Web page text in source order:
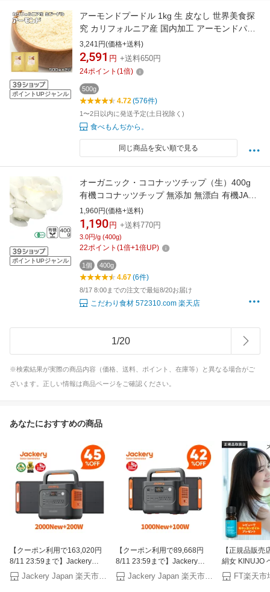
ポイントUPジャンル
アーモンドプードル 1kg 生 皮なし 世界美食探
究 カリフォルニア産 国内加工 アーモンドパウ
ダー 製菓材料 パン材料 焼菓子 無添加 無塩 無
油
3,241円(価格+送料)
2,591 円 +送料650円
24ポイント (1倍)
500g
4.72(576件)
1〜2日以内に発送予定(土日祝除く)
食べもんぢから。
同じ商品を安い順で見る
ポイントUPジャンル
オーガニック・ココナッツチップ（生）400g
有機ココナッツチップ 無添加 無漂白 有機JAS
認証
1,960円(価格+送料)
1,190 円 +送料770円
3.0円/g (400g)
22ポイント (1倍+1倍UP)
1個 400g
4.67(6件)
8/17 8:00までの注文で最短8/20お届け
こだわり食材 572310.com 楽天店
1/20
※検索結果が実際の商品内容（価格、送料、ポイント、在庫等）と異なる場合がご
ざいます。正しい情報は商品ページをご確認ください。
あなたにおすすめの商品
【クーポン利用で163,020円
8/11 23:59まで】Jackery
Solar Generator 2000 New
2042Wh 200W ポータブル電
Jackery Japan 楽天市場店
【クーポン利用で89,668円
8/11 23:59まで】Jackery
Solar Generator 1000 New
1070Wh 100W ポータブル電
Jackery Japan 楽天市場店
【正規品販売
絹女 KINUJO
トレートヘア
/ LM-225 キヌ
FT楽天市